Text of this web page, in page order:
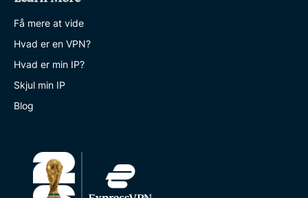
Få mere at vide
Hvad er en VPN?
Hvad er min IP?
Skjul min IP
Blog